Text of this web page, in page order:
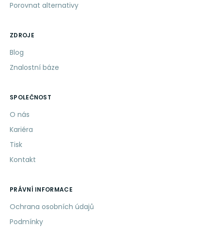
Porovnat alternativy
ZDROJE
Blog
Znalostní báze
SPOLEČNOST
O nás
Kariéra
Tisk
Kontakt
PRÁVNÍ INFORMACE
Ochrana osobních údajů
Podmínky